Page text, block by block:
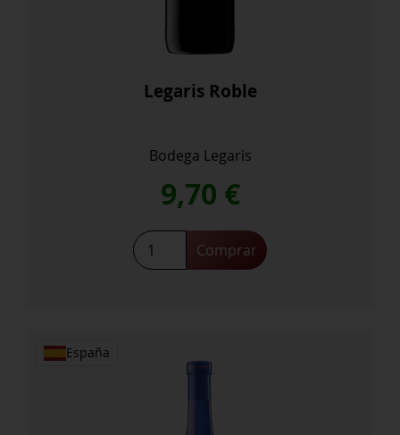
Legaris Roble
Bodega Legaris
9,70 €
Legaris
Roble
Comprar
España